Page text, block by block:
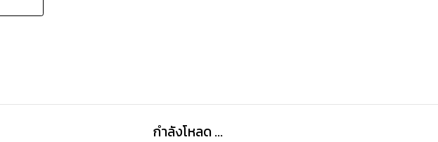
กำลังโหลด ...